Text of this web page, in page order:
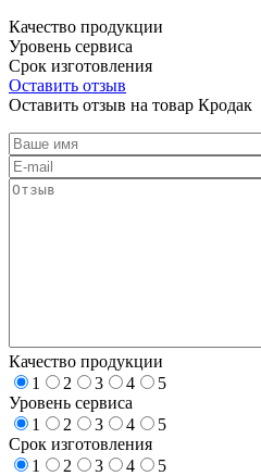
Качество продукции
Уровень сервиса
Срок изготовления
Оставить отзыв
Оставить отзыв на товар Кродак
Качество продукции
1
2 3 4
5
Уровень сервиса
1
2 3 4
5
Срок изготовления
1
2 3 4
5